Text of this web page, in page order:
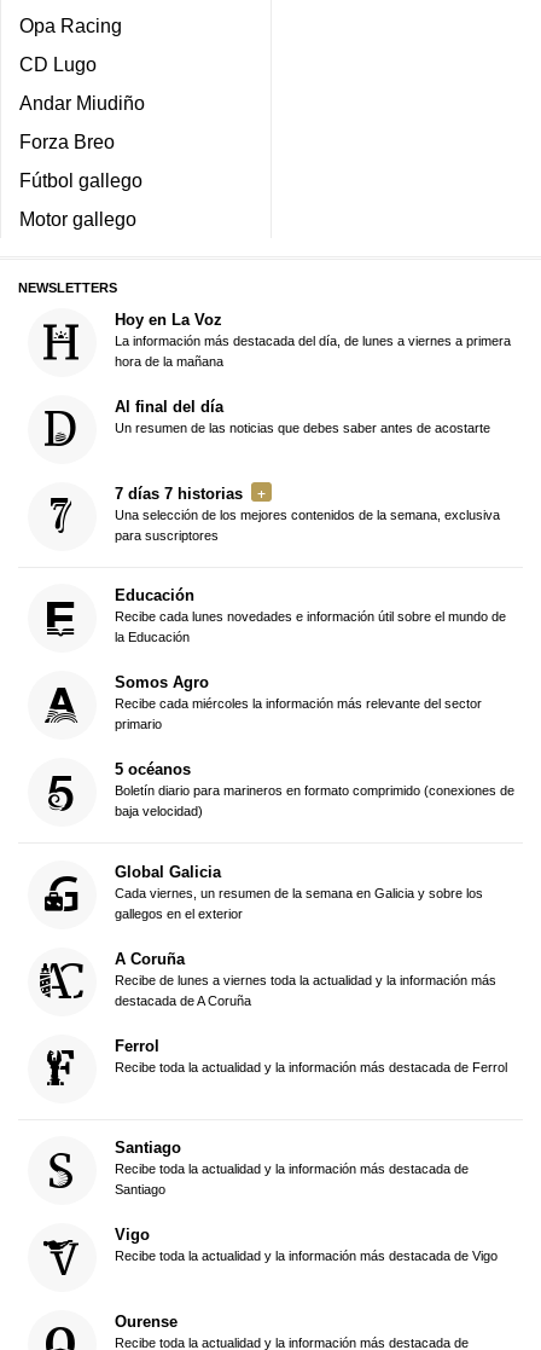
Opa Racing
CD Lugo
Andar Miudiño
Forza Breo
Fútbol gallego
Motor gallego
NEWSLETTERS
Hoy en La Voz
La información más destacada del día, de lunes a viernes a primera
hora de la mañana
Al final del día
Un resumen de las noticias que debes saber antes de acostarte
7 días 7 historias
Una selección de los mejores contenidos de la semana, exclusiva
para suscriptores
Educación
Recibe cada lunes novedades e información útil sobre el mundo de
la Educación
Somos Agro
Recibe cada miércoles la información más relevante del sector
primario
5 océanos
Boletín diario para marineros en formato comprimido (conexiones de
baja velocidad)
Global Galicia
Cada viernes, un resumen de la semana en Galicia y sobre los
gallegos en el exterior
A Coruña
Recibe de lunes a viernes toda la actualidad y la información más
destacada de A Coruña
Ferrol
Recibe toda la actualidad y la información más destacada de Ferrol
Santiago
Recibe toda la actualidad y la información más destacada de
Santiago
Vigo
Recibe toda la actualidad y la información más destacada de Vigo
Ourense
Recibe toda la actualidad y la información más destacada de